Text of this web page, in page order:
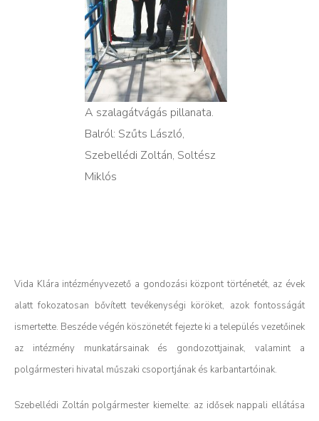
A szalagátvágás pillanata.
Balról: Szűts László,
Szebellédi Zoltán, Soltész
Miklós
Vida Klára intézményvezető a gondozási központ történetét, az évek
alatt fokozatosan bővített tevékenységi köröket, azok fontosságát
ismertette. Beszéde végén köszönetét fejezte ki a település vezetőinek
az intézmény munkatársainak és gondozottjainak, valamint a
polgármesteri hivatal műszaki csoportjának és karbantartóinak.
Szebellédi Zoltán polgármester kiemelte: az idősek nappali ellátása